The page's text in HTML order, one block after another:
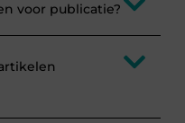
voor publicatie?